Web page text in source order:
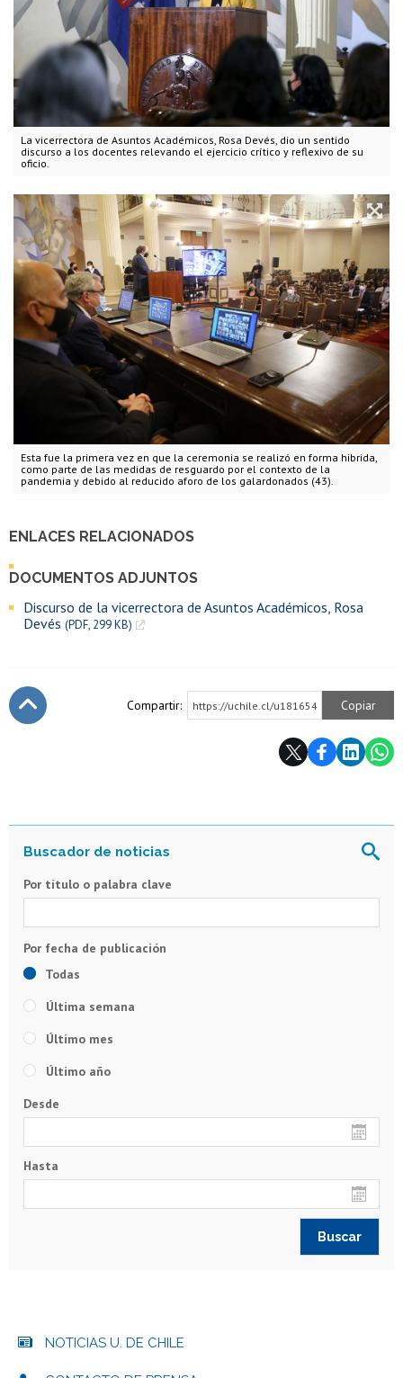
La vicerrectora de Asuntos Académicos, Rosa Devés, dio un sentido
discurso a los docentes relevando el ejercicio crítico y reflexivo de su
oficio.
Esta fue la primera vez en que la ceremonia se realizó en forma hibrida,
como parte de las medidas de resguardo por el contexto de la
pandemia y debido al reducido aforo de los galardonados (43).
ENLACES RELACIONADOS
DOCUMENTOS ADJUNTOS
Discurso de la vicerrectora de Asuntos Académicos, Rosa
Devés (PDF, 299 KB)
Compartir: https://uchile.cl/u181654 Copiar
Por título o palabra clave
Todas
Última semana
Último mes
Último año
Desde
Hasta
NOTICIAS U. DE CHILE